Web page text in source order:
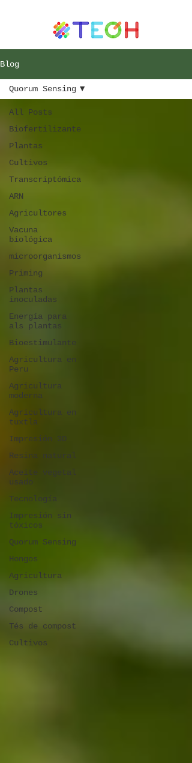
Blog
All Posts
Biofertilizante
Plantas
Cultivos
Transcriptómica
ARN
Agricultores
Vacuna
biológica
microorganismos
Priming
Plantas
inoculadas
Energía para
als plantas
Bioestimulante
Agricultura en
Peru
Agricultura
moderna
Agricultura en
tuxtla
Impresión 3D
Resina natural
Aceite vegetal
usado
Tecnología
Impresión sin
tóxicos
Quorum Sensing
Hongos
Agricultura
Drones
Compost
Tés de compost
Cultivos
Quorum Sensing